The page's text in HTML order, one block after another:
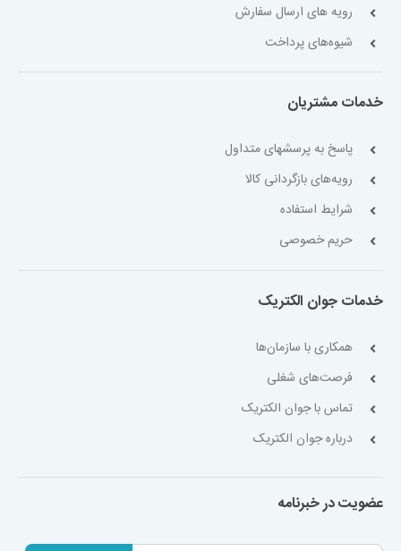
رویه های ارسال سفارش
شیوه‌های پرداخت
خدمات مشتریان
پاسخ به پرسشهای متداول
رویه‌های بازگردانی کالا
شرایط استفاده
حریم خصوصی
خدمات جوان الکتریک
همکاری با سازمان‌ها
فرصت‌های شغلی
تماس با جوان الکتریک
درباره جوان الکتریک
عضویت در خبرنامه